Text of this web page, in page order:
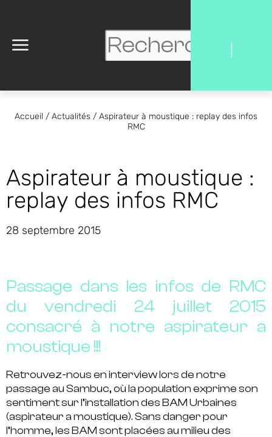
Accueil / Actualités / Aspirateur à moustique : replay des infos
RMC
Aspirateur à moustique :
replay des infos RMC
28 septembre 2015
Passage dans les infos de RMC
du vendredi 24 juillet 2015
consacré à notre aspirateur a
moustique !!!
Retrouvez-nous en interview lors de notre
passage au Sambuc, où la population exprime son
sentiment sur l’installation des BAM Urbaines
(aspirateur a moustique). Sans danger pour
l’homme, les BAM sont placées au milieu des